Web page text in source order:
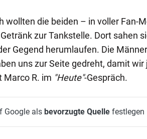
wollten die beiden – in voller Fan-
zur Tankstelle. Dort sahen
Gegend herumlaufen. Die
uns zur Seite gedreht, damit
Marco R. im "Heute"-Gespräch.
Google als bevorzugte Quellefestlegen